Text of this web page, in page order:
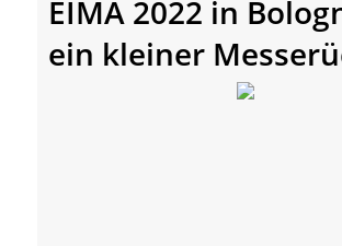
EIMA 2022 in
ein kleiner